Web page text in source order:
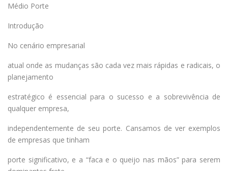
Médio Porte
Introdução
No cenário empresarial
atual onde as mudanças são cada vez mais rápidas e radicais, o
planejamento
estratégico é essencial para o sucesso e a sobrevivência de
qualquer empresa,
independentemente de seu porte. Cansamos de ver exemplos
de empresas que tinham
porte significativo, e a “faca e o queijo nas mãos” para serem